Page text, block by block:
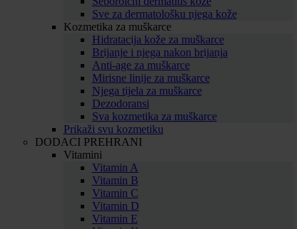
Sve za dermatološku njega kože
Kozmetika za muškarce
Hidratacija kože za muškarce
Brijanje i njega nakon brijanja
Anti-age za muškarce
Mirisne linije za muškarce
Njega tijela za muškarce
Dezodoransi
Sva kozmetika za muškarce
Prikaži svu kozmetiku
DODACI PREHRANI
Vitamini
Vitamin A
Vitamin B
Vitamin C
Vitamin D
Vitamin E